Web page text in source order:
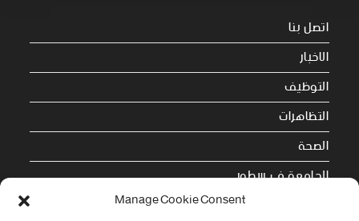
Manage Cookie Consent
اتصل بنا
الاخبار
التوظيف
التظاهرات
الصحة
الجامعة في سطور
Cookie Policy (EU)